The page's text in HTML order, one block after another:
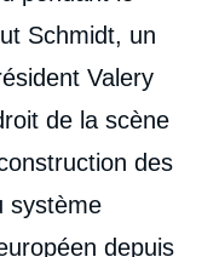
Schmidt, un
Valery
de la scène
des
système
depuis